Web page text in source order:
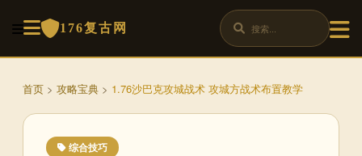
176复古网
首页 > 攻略宝典 > 1.76沙巴克攻城战术 攻城方战术布置教学
综合技巧